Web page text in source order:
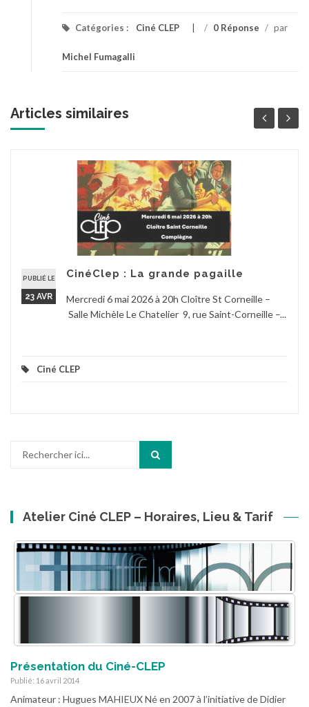
Catégories : Ciné CLEP / 0 Réponse / par
Michel Fumagalli
Articles similaires
PUBLIÉ LE
23 AVR
CinéClep : La grande pagaille
Mercredi 6 mai 2026 à 20h Cloître St Corneille –
Salle Michèle Le Chatelier 9, rue Saint-Corneille –...
Ciné CLEP
Atelier Ciné CLEP – Horaires, Lieu & Tarif
Présentation du Ciné-CLEP
Publié: 16 avril 2014
Animateur : Hugues MAHIEUX Né en 2007 à l’initiative de Didier